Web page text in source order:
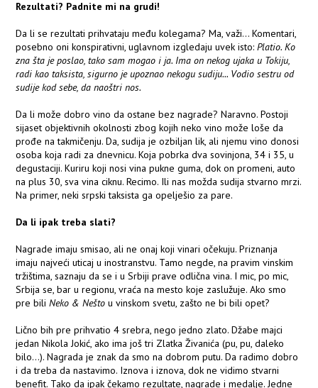
Rezultati? Padnite mi na grudi!
Da li se rezultati prihvataju među kolegama? Ma, važi... Komentari,
posebno oni konspirativni, uglavnom izgledaju uvek isto:Platio. Ko
zna šta je poslao, tako sam mogao i ja. Ima on nekog ujaka u Tokiju,
radi kao taksista, sigurno je upoznao nekogu sudiju... Vodio sestru od
sudije kod sebe, da naoštri nos.
Da li može dobro vino da ostane bez nagrade? Naravno. Postoji
sijaset objektivnih okolnosti zbog kojih neko vino može loše da
prođe na takmičenju. Da, sudija je ozbiljan lik, ali njemu vino donosi
osoba koja radi za dnevnicu. Koja pobrka dva sovinjona, 34 i 35, u
degustaciji. Kuriru koji nosi vina pukne guma, dok on promeni, auto
na plus 30, sva vina ciknu. Recimo. Ili nas možda sudija stvarno mrzi.
Na primer, neki srpski taksista ga opelješio za pare.
Da li ipak treba slati?
Nagrade imaju smisao, ali ne onaj koji vinari očekuju. Priznanja
imaju najveći uticaj u inostranstvu. Tamo negde, na pravim vinskim
tržištima, saznaju da se i u Srbiji prave odlična vina. I mic, po mic,
Srbija se, bar u regionu, vraća na mesto koje zaslužuje. Ako smo
pre biliNeko & Nešto u vinskom svetu, zašto ne bi bili opet?
Lično bih pre prihvatio 4 srebra, nego jedno zlato. Džabe majci
jedan Nikola Jokić, ako ima još tri Zlatka Živanića (pu, pu, daleko
bilo...). Nagrada je znak da smo na dobrom putu. Da radimo dobro
i da treba da nastavimo. Iznova i iznova, dok ne vidimo stvarni
benefit. Tako da ipak čekamo rezultate, nagrade i medalje. Jedne